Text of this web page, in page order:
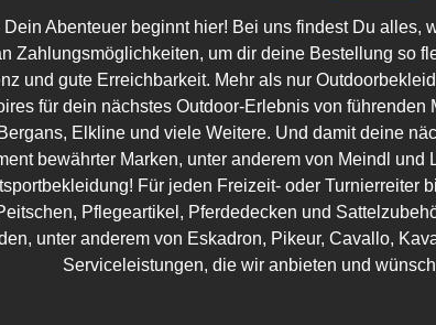
Abenteuer beginnt hier! Bei uns findest Du
Zahlungsmöglichkeiten, um dir deine Bestellung so
und gute Erreichbarkeit. Mehr als nur
für dein nächstes Outdoor-Erlebnis von
Elkline und viele Weitere. Und damit deine
bewährter Marken, unter anderem von Meindl
Für jeden Freizeit- oder
Pflegeartikel, Pferdedecken und
unter anderem von Eskadron, Pikeur, Cavallo,
Serviceleistungen, die wir anbieten und